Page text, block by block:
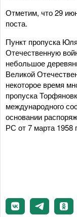
Отметим, что 29
поста.
Пункт пропуска
Отечественную
небольшое
Великой
некоторое время
пропуска
международного
основании
РС от 7 марта 1958